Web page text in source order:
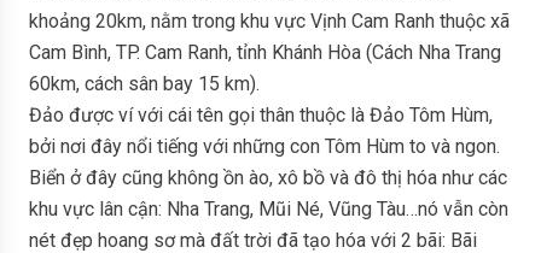
khoảng 20km, nằm trong khu vực Vịnh Cam Ranh thuộc xã
Cam Bình, TP. Cam Ranh, tỉnh Khánh Hòa (Cách Nha Trang
60km, cách sân bay 15 km).
Đảo được ví với cái tên gọi thân thuộc là Đảo Tôm Hùm,
bởi nơi đây nổi tiếng với những con Tôm Hùm to và ngon.
Biển ở đây cũng không ồn ào, xô bồ và đô thị hóa như các
khu vực lân cận: Nha Trang, Mũi Né, Vũng Tàu…nó vẫn còn
nét đẹp hoang sơ mà đất trời đã tạo hóa với 2 bãi: Bãi